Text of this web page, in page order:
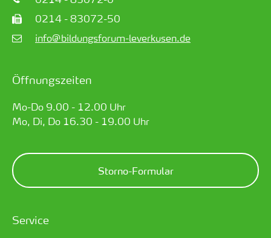
0214 - 83072-50
info@bildungsforum-leverkusen.de
Öffnungszeiten
Mo-Do 9.00 - 12.00 Uhr
Mo, Di, Do 16.30 - 19.00 Uhr
Storno-Formular
Service